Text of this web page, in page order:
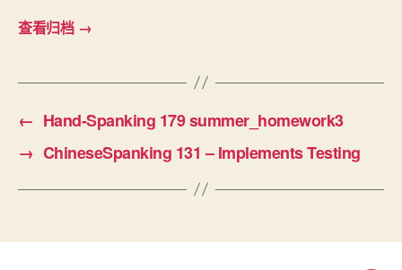
查看归档 →
← Hand-Spanking 179 summer_homework3
→ ChineseSpanking 131 – Implements Testing